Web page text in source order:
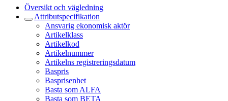
Översikt och vägledning
Attributspecifikation
Ansvarig ekonomisk aktör
Artikelklass
Artikelkod
Artikelnummer
Artikelns registreringsdatum
Baspris
Basprisenhet
Basta som ALFA
Basta som BETA